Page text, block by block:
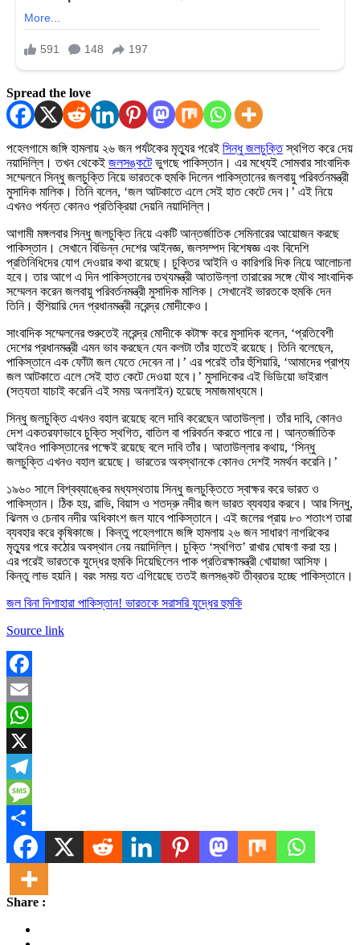
Spread the love
পহেলগামে জঙ্গি হামলায় ২৬ জন পর্যটকের মৃত্যুর পরেই সিন্ধু জলচুক্তিস্থগিত করে দেয়
নয়াদিল্লি। তখন থেকেই জলসঙ্কটেভুগছে পাকিস্তান। এর মধ্যেই সোমবার সাংবাদিক
সম্মেলনে সিন্ধু জলচুক্তি নিয়ে ভারতকে হুমকি দিলেন পাকিস্তানের জলবায়ু পরিবর্তনমন্ত্রী
মুসাদিক মালিক। তিনি বলেন, ‘জল আটকাতে এলে সেই হাত কেটে দেব।’ এই নিয়ে
এখনও পর্যন্ত কোনও প্রতিক্রিয়া দেয়নি নয়াদিল্লি।
আগামী মঙ্গলবার সিন্ধু জলচুক্তি নিয়ে একটি আন্তর্জাতিক সেমিনারের আয়োজন করছে
পাকিস্তান। সেখানে বিভিন্ন দেশের আইনজ্ঞ, জলসম্পদ বিশেষজ্ঞ এবং বিদেশি
প্রতিনিধিদের যোগ দেওয়ার কথা রয়েছে। চুক্তির আইনি ও কারিগরি দিক নিয়ে আলোচনা
হবে। তার আগে এ দিন পাকিস্তানের তথ্যমন্ত্রী আতাউল্লা তারারের সঙ্গে যৌথ সাংবাদিক
সম্মেলন করেন জলবায়ু পরিবর্তনমন্ত্রী মুসাদিক মালিক। সেখানেই ভারতকে হুমকি দেন
তিনি। হুঁশিয়ারি দেন প্রধানমন্ত্রী নরেন্দ্র মোদীকেও।
সাংবাদিক সম্মেলনের শুরুতেই নরেন্দ্র মোদীকে কটাক্ষ করে মুসাদিক বলেন, ‘প্রতিবেশী
দেশের প্রধানমন্ত্রী এমন ভাব করছেন যেন কলটা তাঁর হাতেই রয়েছে। তিনি বলেছেন,
পাকিস্তানে এক ফোঁটা জল যেতে দেবেন না।’ এর পরেই তাঁর হুঁশিয়ারি, ‘আমাদের প্রাপ্য
জল আটকাতে এলে সেই হাত কেটে দেওয়া হবে।’ মুসাদিকের এই ভিডিয়ো ভাইরাল
(সত্যতা যাচাই করেনি এই সময় অনলাইন) হয়েছে সমাজমাধ্যমে।
সিন্ধু জলচুক্তি এখনও বহাল রয়েছে বলে দাবি করেছেন আতাউল্লা। তাঁর দাবি, কোনও
দেশ একতরফাভাবে চুক্তি স্থগিত, বাতিল বা পরিবর্তন করতে পারে না। আন্তর্জাতিক
আইনও পাকিস্তানের পক্ষেই রয়েছে বলে দাবি তাঁর। আতাউল্লার কথায়, ‘সিন্ধু
জলচুক্তি এখনও বহাল রয়েছে। ভারতের অবস্থানকে কোনও দেশই সমর্থন করেনি।’
১৯৬০ সালে বিশ্বব্যাঙ্কের মধ্যস্থতায় সিন্ধু জলচুক্তিতে স্বাক্ষর করে ভারত ও
পাকিস্তান। ঠিক হয়, রাভি, বিয়াস ও শতদ্রু নদীর জল ভারত ব্যবহার করবে। আর সিন্ধু,
ঝিলম ও চেনাব নদীর অধিকাংশ জল যাবে পাকিস্তানে। এই জলের প্রায় ৮০ শতাংশ তারা
ব্যবহার করে কৃষিকাজে। কিন্তু পহেলগামে জঙ্গি হামলায় ২৬ জন সাধারণ নাগরিকের
মৃত্যুর পরে কঠোর অবস্থান নেয় নয়াদিল্লি। চুক্তি ‘স্থগিত’ রাখার ঘোষণা করা হয়।
এর পরেই ভারতকে যুদ্ধের হুমকি দিয়েছিলেন পাক প্রতিরক্ষামন্ত্রী খোয়াজা আসিফ।
কিন্তু লাভ হয়নি। বরং সময় যত এগিয়েছে ততই জলসঙ্কট তীব্রতর হচ্ছে পাকিস্তানে।
জল বিনা দিশাহারা পাকিস্তান! ভারতকে সরাসরি যুদ্ধের হুমকি
Source link
Facebook
Email
WhatsApp
X
Telegram
Message
Share
Share :